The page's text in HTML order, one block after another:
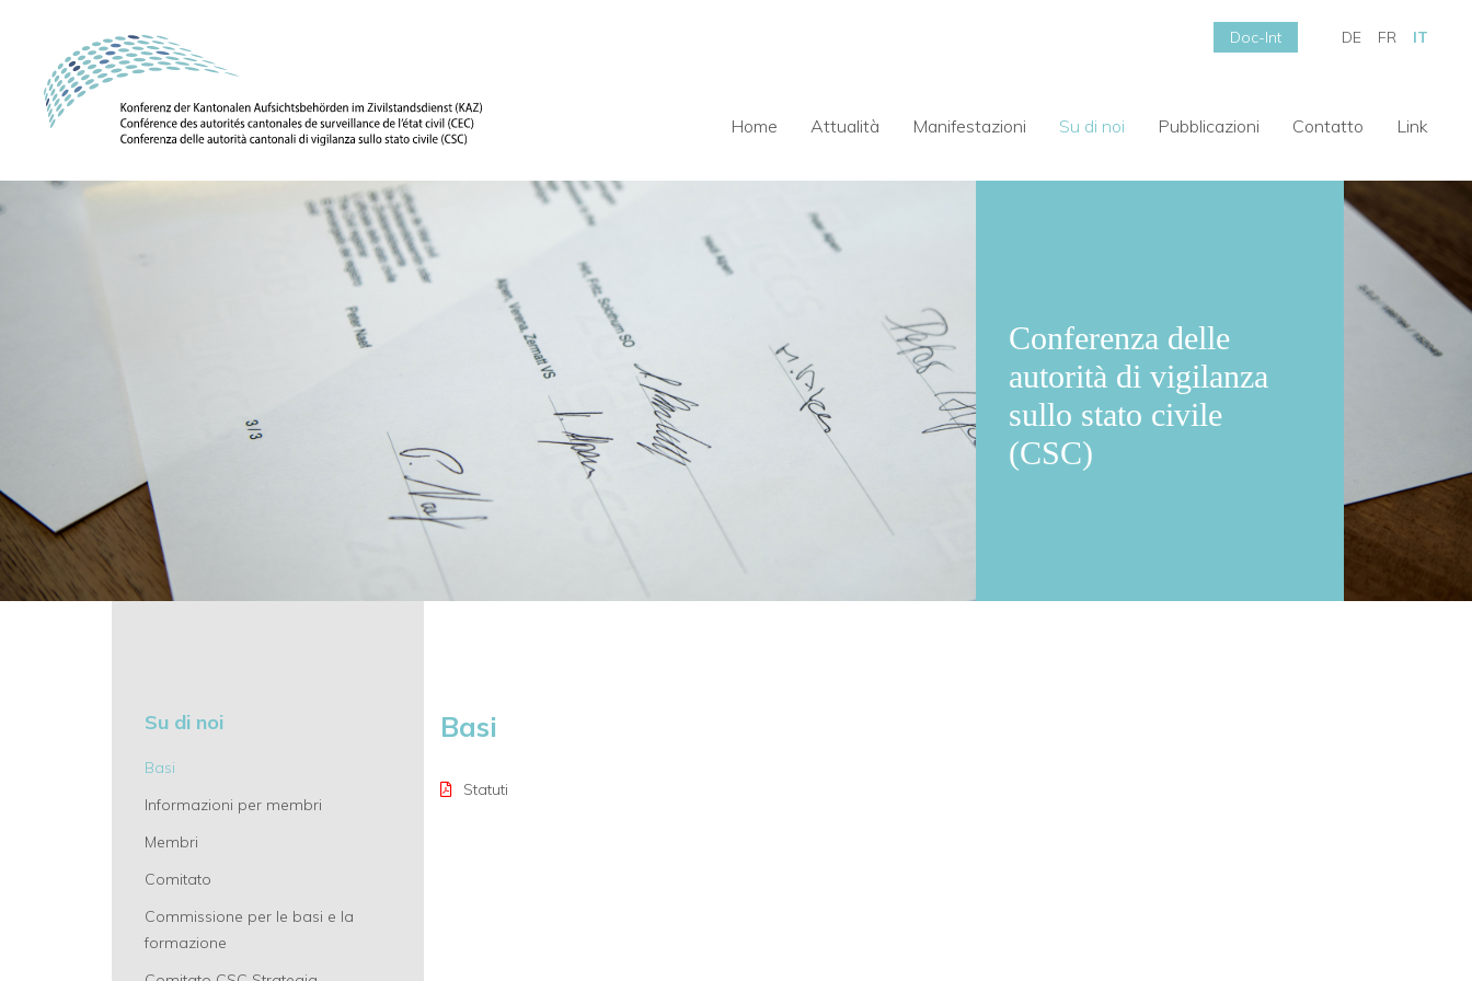
Doc-Int DE FR IT
Home Attualità Manifestazioni Su di noi Pubblicazioni Contatto Link
Conferenza delle
autorità di vigilanza
sullo stato civile
(CSC)
Su di noi
Basi
Informazioni per membri
Membri
Comitato
Commissione per le basi e la
formazione
Basi
Statuti